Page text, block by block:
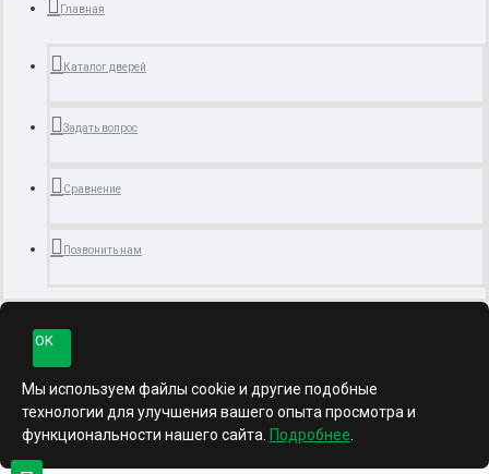
Главная
Каталог дверей
Задать вопрос
Сравнение
Позвонить нам
OK
Мы используем файлы cookie и другие подобные
технологии для улучшения вашего опыта просмотра и
функциональности нашего сайта. Подробнее